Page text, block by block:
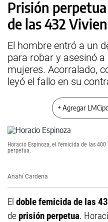
Prisión
de las 432
El hombre entró a un
para robar y asesinó
mujeres. Acorralado,
leyó el fallo en su
+ Agregar
Horacio Espinoza, el femicida de las
perpetua.
Anahí Cardena
El doble femicida de las
de prisión perpetua.